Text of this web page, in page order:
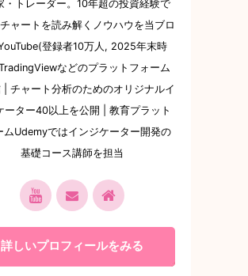
・トレーダー。10年超の投資経験で
ャートを読み解くノウハウを当ブロ
登録者10万人, 2025年末時
などのプラットフォーム
| チャート分析のためのオリジナルイ
ーター40以上を公開 | 教育プラット
ムUdemyではインジケーター開発の
基礎コース講師を担当
詳しいプロフィールをみる